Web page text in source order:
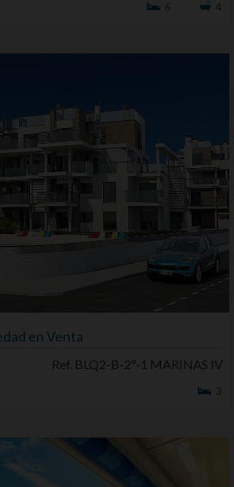
en Venta
Ref. BLQ2-B-2º-1 MARINAS IV